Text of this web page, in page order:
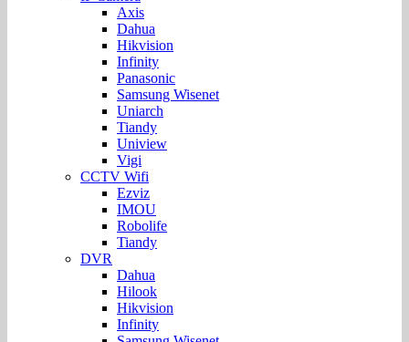
Axis
Dahua
Hikvision
Infinity
Panasonic
Samsung Wisenet
Uniarch
Tiandy
Uniview
Vigi
CCTV Wifi
Ezviz
IMOU
Robolife
Tiandy
DVR
Dahua
Hilook
Hikvision
Infinity